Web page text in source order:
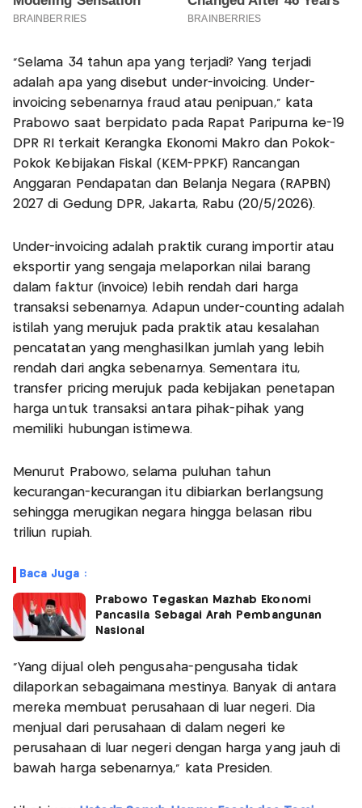
“Selama 34 tahun apa yang terjadi? Yang terjadi
adalah apa yang disebut under-invoicing. Under-
invoicing sebenarnya fraud atau penipuan,” kata
Prabowo saat berpidato pada Rapat Paripurna ke-19
DPR RI terkait Kerangka Ekonomi Makro dan Pokok-
Pokok Kebijakan Fiskal (KEM-PPKF) Rancangan
Anggaran Pendapatan dan Belanja Negara (RAPBN)
2027 di Gedung DPR, Jakarta, Rabu (20/5/2026).
Under-invoicing adalah praktik curang importir atau
eksportir yang sengaja melaporkan nilai barang
dalam faktur (invoice) lebih rendah dari harga
transaksi sebenarnya. Adapun under-counting adalah
istilah yang merujuk pada praktik atau kesalahan
pencatatan yang menghasilkan jumlah yang lebih
rendah dari angka sebenarnya. Sementara itu,
transfer pricing merujuk pada kebijakan penetapan
harga untuk transaksi antara pihak-pihak yang
memiliki hubungan istimewa.
Menurut Prabowo, selama puluhan tahun
kecurangan-kecurangan itu dibiarkan berlangsung
sehingga merugikan negara hingga belasan ribu
triliun rupiah.
Baca Juga :
Prabowo Tegaskan Mazhab Ekonomi
Pancasila Sebagai Arah Pembangunan
Nasional
“Yang dijual oleh pengusaha-pengusaha tidak
dilaporkan sebagaimana mestinya. Banyak di antara
mereka membuat perusahaan di luar negeri. Dia
menjual dari perusahaan di dalam negeri ke
perusahaan di luar negeri dengan harga yang jauh di
bawah harga sebenarnya,” kata Presiden.